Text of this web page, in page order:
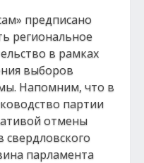
предписано
региональное
в рамках
выборов
Напомним, что в
партии
отмены
свердловского
парламента